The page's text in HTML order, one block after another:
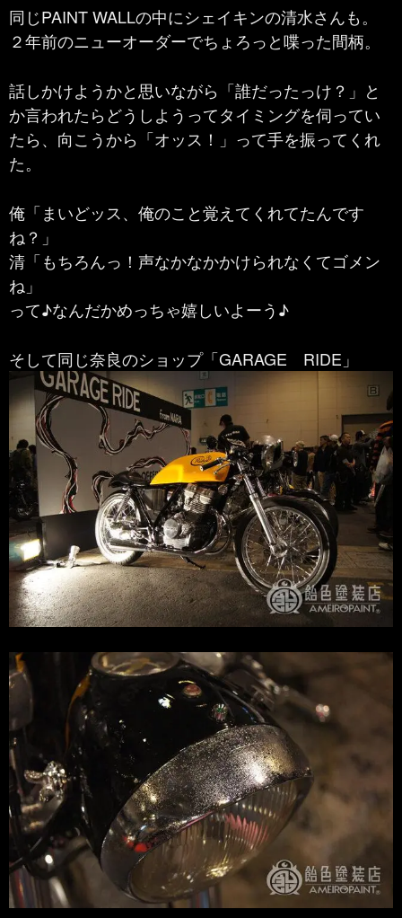
同じPAINT WALLの中にシェイキンの清水さんも。
２年前のニューオーダーでちょろっと喋った間柄。
話しかけようかと思いながら「誰だったっけ？」と
か言われたらどうしようってタイミングを伺ってい
たら、向こうから「オッス！」って手を振ってくれ
た。
俺「まいどッス、俺のこと覚えてくれてたんです
ね？」
清「もちろんっ！声なかなかかけられなくてゴメン
ね」
って♪なんだかめっちゃ嬉しいよーう♪
そして同じ奈良のショップ「GARAGE RIDE」